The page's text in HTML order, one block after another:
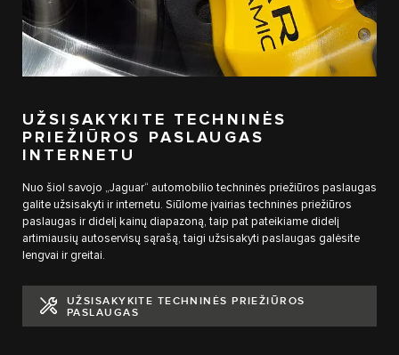
UŽSISAKYKITE TECHNINĖS
PRIEŽIŪROS PASLAUGAS
INTERNETU
Nuo šiol savojo „Jaguar“ automobilio techninės priežiūros paslaugas
galite užsisakyti ir internetu. Siūlome įvairias techninės priežiūros
paslaugas ir didelį kainų diapazoną, taip pat pateikiame didelį
artimiausių autoservisų sąrašą, taigi užsisakyti paslaugas galėsite
lengvai ir greitai.
UŽSISAKYKITE TECHNINĖS PRIEŽIŪROS
PASLAUGAS